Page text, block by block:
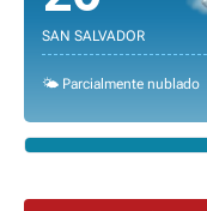
SAN SALVADOR
🌤️ Parcialmente nublado